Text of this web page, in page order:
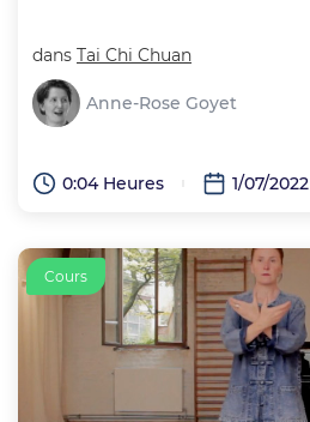
dans Tai Chi Chuan
Anne-Rose Goyet
0:04 Heures 1/07/2022
Cours